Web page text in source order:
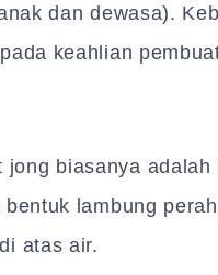
dan dewasa).
keahlian
biasanya
lambung
atas air.